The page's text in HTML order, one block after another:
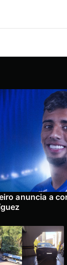
anuncia a